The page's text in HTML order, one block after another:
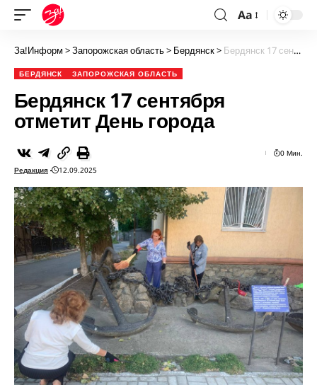
Aa
За!Информ >Запорожская область> Бердянск> Бердянск 17 сентября отметит День города
БЕРДЯНСК ЗАПОРОЖСКАЯ ОБЛАСТЬ
Бердянск 17 сентября
отметит День города
Редакция 12.09.2025
0 Мин.